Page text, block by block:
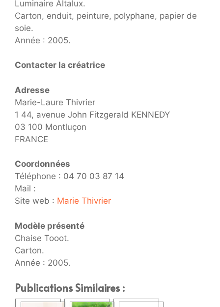
Luminaire Altalux.
Carton, enduit, peinture, polyphane, papier de
soie.
Année : 2005.
Contacter la créatrice
Adresse
Marie-Laure Thivrier
1 44, avenue John Fitzgerald KENNEDY
03 100 Montluçon
FRANCE
Coordonnées
Téléphone : 04 70 03 87 14
Mail :
Site web : Marie Thivrier
Modèle présenté
Chaise Tooot.
Carton.
Année : 2005.
Publications Similaires :